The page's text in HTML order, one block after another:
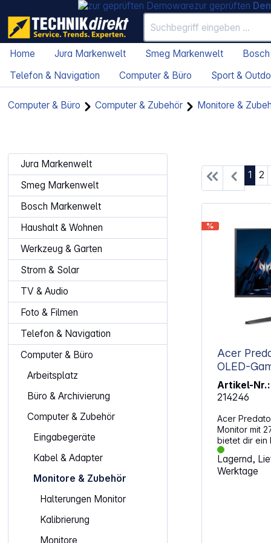
zur geprüften
Home Jura Markenwelt Smeg Markenwelt
Telefon & Navigation
Computer & Büro Sport &
Computer & Büro Computer & Zubehör Monitore &
Jura Markenwelt
Smeg Markenwelt
Bosch Markenwelt
Haushalt & Wohnen
Werkzeug & Garten
Strom & Solar
TV & Audio
Foto & Filmen
Telefon & Navigation
Computer & Büro
Arbeitsplatz
Büro & Archivierung
Computer & Zubehör
Eingabegeräte
Kabel & Adapter
Monitore & Zubehör
Halterungen Monitor
Kalibrierung
Monitore
Seite
1 2
%
Acer
OLED-
Artikel-Nr.:
214246
Acer
Monitor mit
bietet dir ein
Seherlebnis
und tiefen
cm
Lagernd,
Werktage